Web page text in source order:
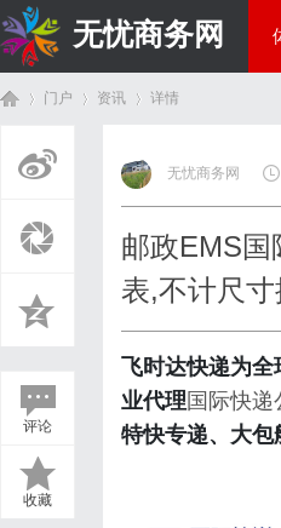
无忧商务网
门户 资讯
›
详情
评论
收藏
无忧商务网
邮政EMS
表,不计尺
飞时达快递为
业代理 国际快递
特快专递、大